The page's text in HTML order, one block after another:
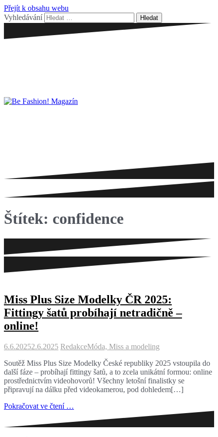
Přejít k obsahu webu
Vyhledávání
Štítek: confidence
Miss Plus Size Modelky ČR 2025:
Fittingy šatů probíhají netradičně –
online!
6.6.20252.6.2025 RedakceMóda, Miss a modeling
Soutěž Miss Plus Size Modelky České republiky 2025 vstoupila do
další fáze – probíhají fittingy šatů, a to zcela unikátní formou: online
prostřednictvím videohovorů! Všechny letošní finalistky se
připravují na dálku před videokamerou, pod dohledem[…]
Pokračovat ve čtení …